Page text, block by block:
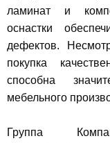
ламинат и
оснастки
дефектов.
покупка
способна
мебельного
Группа